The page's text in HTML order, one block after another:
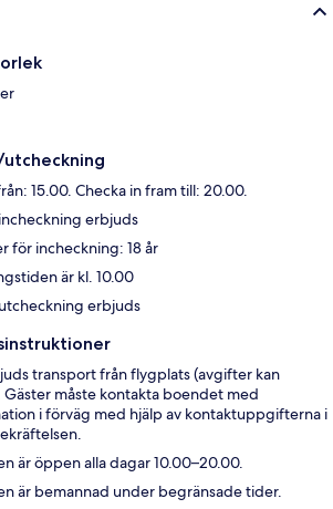
15.00. Checka in fram till: 20.00.
erbjuds
för incheckning: 18 år
är kl. 10.00
erbjuds
transport från flygplats (avgifter kan
Gäster måste kontakta boendet med
i förväg med hjälp av kontaktuppgifterna i
är öppen alla dagar 10.00–20.00.
är bemannad under begränsade tider.